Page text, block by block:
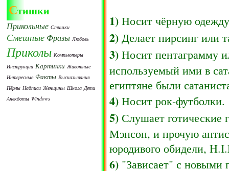
Стишки
Прикольные Стишки
Смешные Фразы Любовь
Приколы Компьютеры
Инструкции Картинки Животные
Интересные Факты Высказывания
Пёрлы Надписи Женщины Школа Дети
Анекдоты Windows
1) Носит чёрную
2) Делает пирсинг или
3) Носит пентаграмму
используемый ими в
египтяне были
4) Носит рок-футболки.
5) Слушает
Мэнсон, и прочую
юродивого обидели,
6) "Зависает" с новыми